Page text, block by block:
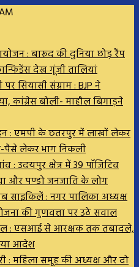
: बारूद की दुनिया छोड़ रैंप
देख गूंजी तालियां
सियासी संग्राम : BJP ने
कांग्रेस बोली- माहौल बिगाड़ने
: एमपी के छतरपुर में लाखों लेकर
पैसे लेकर भाग निकली
: उदयपुर क्षेत्र में 39 पॉजिटिव
और पण्डो जनजाति के लोग
साइकिलें : नगर पालिका अध्यक्ष
की गुणवत्ता पर उठे सवाल
: एसआई से आरक्षक तक तबादले,
आदेश
: महिला समूह की अध्यक्ष और दो